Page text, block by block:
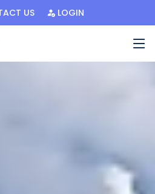
US LOGIN